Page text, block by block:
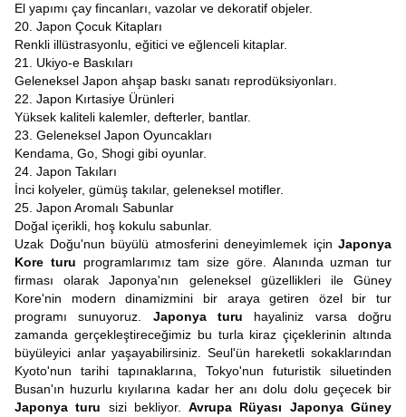
El yapımı çay fincanları, vazolar ve dekoratif objeler.
20. Japon Çocuk Kitapları
Renkli illüstrasyonlu, eğitici ve eğlenceli kitaplar.
21. Ukiyo-e Baskıları
Geleneksel Japon ahşap baskı sanatı reprodüksiyonları.
22. Japon Kırtasiye Ürünleri
Yüksek kaliteli kalemler, defterler, bantlar.
23. Geleneksel Japon Oyuncakları
Kendama, Go, Shogi gibi oyunlar.
24. Japon Takıları
İnci kolyeler, gümüş takılar, geleneksel motifler.
25. Japon Aromalı Sabunlar
Doğal içerikli, hoş kokulu sabunlar.
Uzak Doğu'nun büyülü atmosferini deneyimlemek için Japonya
Kore turu programlarımız tam size göre. Alanında uzman tur
firması olarak Japonya'nın geleneksel güzellikleri ile Güney
Kore'nin modern dinamizmini bir araya getiren özel bir tur
programı sunuyoruz. Japonya turu hayaliniz varsa doğru
zamanda gerçekleştireceğimiz bu turla kiraz çiçeklerinin altında
büyüleyici anlar yaşayabilirsiniz. Seul'ün hareketli sokaklarından
Kyoto'nun tarihi tapınaklarına, Tokyo'nun futuristik siluetinden
Busan'ın huzurlu kıyılarına kadar her anı dolu dolu geçecek bir
Japonya turu sizi bekliyor.Avrupa Rüyası Japonya Güney